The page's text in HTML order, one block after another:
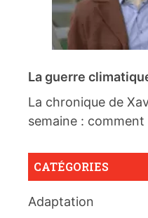
La guerre
La chronique de
semaine :
CATÉGORIES
Adaptation